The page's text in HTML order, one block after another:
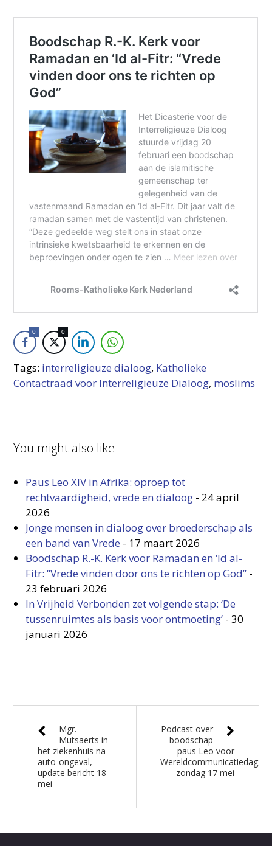
0 0
Tags: interreligieuze dialoog, Katholieke
Contactraad voor Interreligieuze Dialoog, moslims
You might also like
Paus Leo XIV in Afrika: oproep tot
rechtvaardigheid, vrede en dialoog - 24 april
2026
Jonge mensen in dialoog over broederschap als
een band van Vrede - 17 maart 2026
Boodschap R.-K. Kerk voor Ramadan en ‘Id al-
Fitr: “Vrede vinden door ons te richten op God” -
23 februari 2026
In Vrijheid Verbonden zet volgende stap: ‘De
tussenruimtes als basis voor ontmoeting’ -30
januari 2026
Mgr.
Mutsaerts in
het ziekenhuis na
auto-ongeval,
update bericht 18
mei
Podcast over
boodschap
paus Leo voor
Wereldcommunicatiedag,
zondag 17 mei